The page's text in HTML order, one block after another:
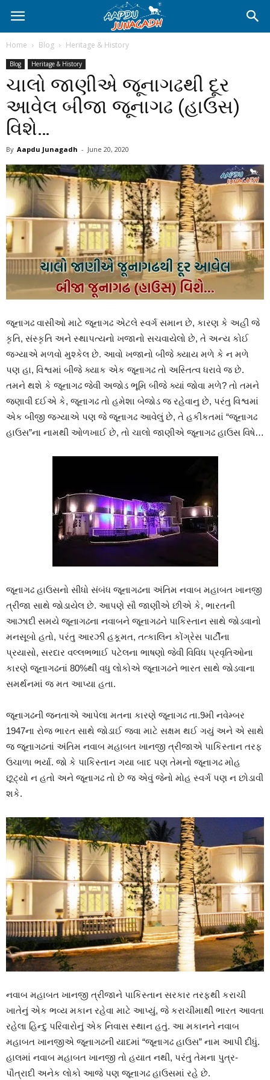
Home Blog Heritage & History
Blog Heritage & History
ચાલો જાણીએ જૂનાગઢથી દૂર
આવેલ બીજા જૂનાગઢ (હાઉસ)
વિશે…
By Aapdu Junagadh - June 20, 2020
જૂનાગઢ વાસીઓ માટે જૂનાગઢ એટલે સ્વર્ગ સમાન છે, કારણ કે અહી જે
કૃતિ, સંસ્કૃતિ અને સ્થાપત્યનો ખજાનો સચવાયેલો છે, તે અન્ય કોઈ
જ્ગ્યાએ મળવો મુશ્કેલ છે. આવો ખજાનો બીજે ક્યાય મળે કે ન મળે
પણ હા, વિશ્વમાં બીજે ક્યાક એક જૂનાગઢ તો અસ્તિત્વ ધરાવે જ છે.
તમને થશે કે જૂનાગઢ જેવી અજોડ ભૂમિ બીજે ક્યાં જોવા મળે? તો તમને
જણાવી દઈએ કે, જૂનાગઢ તો હમેશા બેજોડ જ રહેવાનુ છે, પરંતુ વિશ્વમાં
એક બીજી જગ્યાએ પણ જે જૂનાગઢ આવેલું છે, તે હકીકતમાં “જૂનાગઢ
હાઉસ”ના નામથી ઓળખાઈ છે, તો ચાલો જાણીએ જૂનાગઢ હાઉસ વિષે…
જૂનાગઢ હાઉસનો સીધો સંબંધ જૂનાગઢના અંતિમ નવાબ મહાબત ખાનજી
ત્રીજા સાથે જોડાયેલ છે. આપણે સૌ જાણીએ છીએ કે, ભારતની
આઝાદી સમયે જૂનાગઢના નવાબને જૂનાગઢને પાકિસ્તાન સાથે જોડવાનો
મનસૂબો હતો, પરંતુ આરઝી હકૂમત, તત્કાલિન કોંગ્રેસ પાર્ટીના
પ્રયાસો, સરદાર વલ્લભભાઈ પટેલના ભાષણો જેવી વિવિધ પ્રવૃતિઓના
કારણે જૂનાગઢનાં 80%થી વધુ લોકોએ જૂનાગઢને ભારત સાથે જોડવાના
સમર્થનમાં જ મત આપ્યા હતા.
જૂનાગઢની જનતાએ આપેલા મતના કારણે જૂનાગઢ તા.9મી નવેમ્બર
1947ના રોજ ભારત સાથે જોડાઈ જવા માટે સક્ષમ થઈ ગયું અને એ સાથે
જ જૂનાગઢનાં અંતિમ નવાબ મહાબત ખાનજી ત્રીજાએ પાકિસ્તાન તરફ
ઉચાળા ભર્યા. જો કે પાકિસ્તાન ગયા બાદ પણ તેમનો જૂનાગઢ મોહ
છૂટ્યો ન હતો અને જૂનાગઢ તો છે જ એવું જેનો મોહ સ્વર્ગ પણ ન છોડાવી
શકે.
નવાબ મહાબત ખાનજી ત્રીજાને પાકિસ્તાન સરકાર તરફથી કરાચી
ખાતેનું એક ભવ્ય મકાન રહેવા માટે આપ્યું, જે કરાચીમાથી ભારત આવતા
રહેલા હિન્દુ પરિવારોનું એક નિવાસ સ્થાન હતું. આ મકાનને નવાબ
મહાબત ખાનજીએ જૂનાગઢની યાદમાં “જૂનાગઢ હાઉસ” નામ આપી દીધું.
હાલમાં નવાબ મહાબત ખાનજી તો હયાત નથી, પરંતુ તેમના પુત્ર-
પૌત્રાદી અનેક લોકો આજે પણ જૂનાગઢ હાઉસમાં રહે છે.